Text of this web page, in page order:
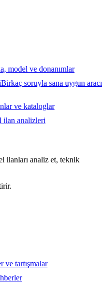
model ve donanımlar
Birkaç soruyla sana uygun aracı
ve kataloglar
ilan analizleri
ilanları analiz et, teknik
ve tartışmalar